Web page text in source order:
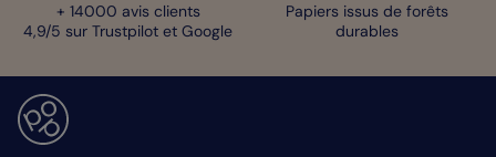
+ 14000 avis clients
4,9/5 sur Trustpilot et Google
Papiers issus de forêts
durables